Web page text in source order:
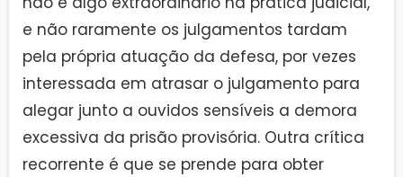
e não raramente os julgamentos tardam
pela própria atuação da defesa, por vezes
interessada em atrasar o julgamento para
alegar junto a ouvidos sensíveis a demora
excessiva da prisão provisória. Outra crítica
recorrente é que se prende para obter